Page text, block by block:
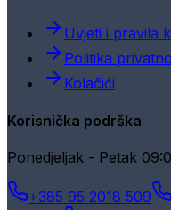
Uvjeti i pravila
Politika
Kolačići
Korisnička podrška
Ponedjeljak - Petak
+385 95 2018 509